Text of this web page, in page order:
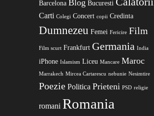
Barcelona Blog Bucuresti
Carti Colegi Concert copii Credinta
Dumnezeu Femei Fericire Film
Film scurt Frankfurt Germania India
iPhone Islamism Liceu Mancare Maroc
Marrakech Mircea Cartarescu nebunie Nesimtire
Poezie Politica Prieteni PSD religie
romani Romania